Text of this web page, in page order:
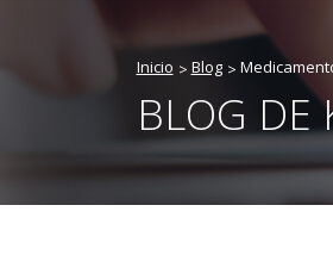
Inicio Blog
BLOG DE